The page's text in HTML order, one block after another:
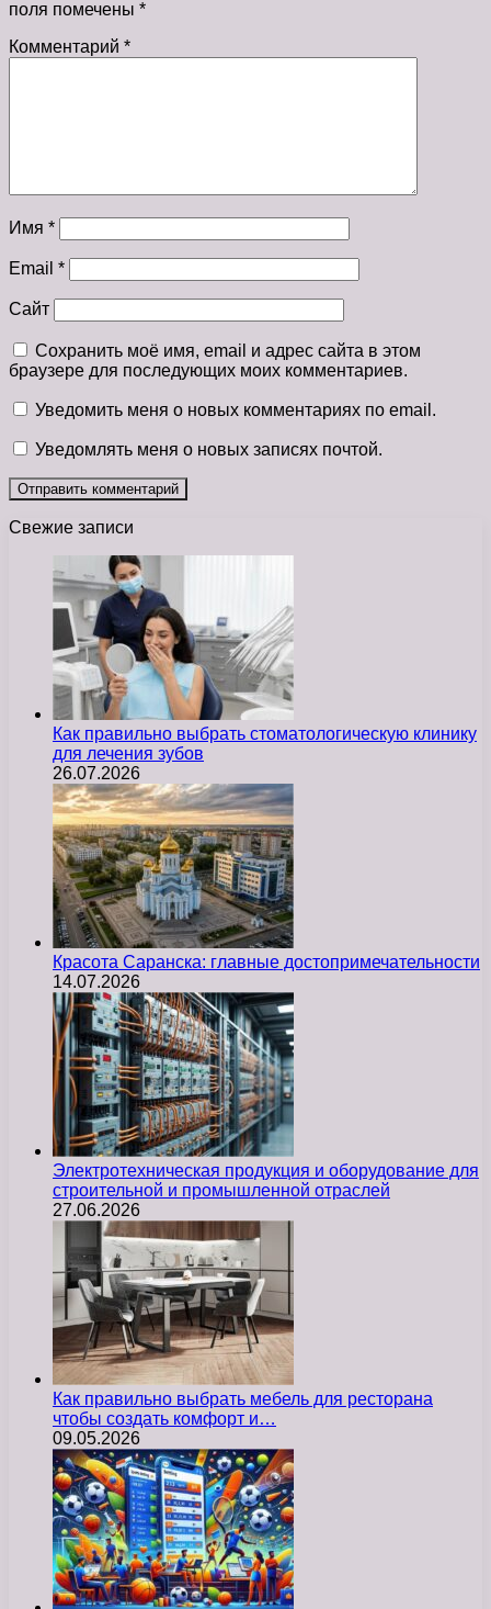
поля помечены *
Комментарий *
Имя *
Email *
Сайт
Сохранить моё имя, email и адрес сайта в этом
браузере для последующих моих комментариев.
Уведомить меня о новых комментариях по email.
Уведомлять меня о новых записях почтой.
Свежие записи
Как правильно выбрать стоматологическую клинику
для лечения зубов
26.07.2026
Красота Саранска: главные достопримечательности
14.07.2026
Электротехническая продукция и оборудование для
строительной и промышленной отраслей
27.06.2026
Как правильно выбрать мебель для ресторана
чтобы создать комфорт и…
09.05.2026